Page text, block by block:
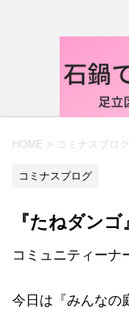
HOME > コミナスブログ
コミナスブログ
『たねダン
コミュニティーナ
今日は『みんなの